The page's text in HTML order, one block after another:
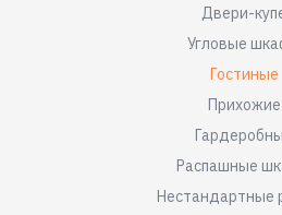
Двери-
Угловые
Гостиные
Прихожие
Распашные
Нестандартные